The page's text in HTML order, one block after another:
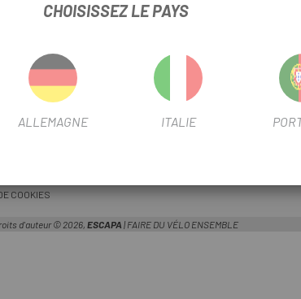
D'ACHAT
SÉCURISÉ
COOKIES
RENDEZ-VOUS À L'ATELIER
INSCRIVEZ-VOUS MAINTENANT ET
d'auteur © 2026, ESCAPA | FAIRE DU VÉLO ENSEMBLE
CHOISISSEZ LE PAYS
ALLEMAGNE ITALIE